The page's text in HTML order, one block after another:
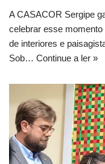
A CASACOR Sergipe
celebrar esse
de interiores e
Sob… Continue a ler »